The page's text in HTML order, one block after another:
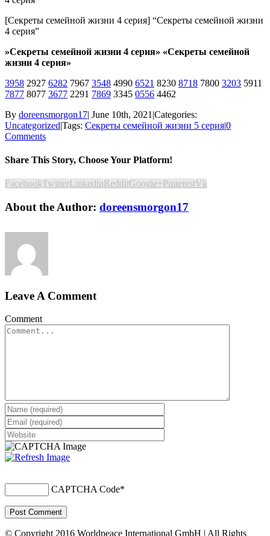
[Секреты семейной жизни 4 серия] “Секреты семейной жизни
4 серия”
»Секреты семейной жизни 4 серия» «Секреты семейной
жизни 4 серия»
3958 2927 6282 7967 3548 4990 6521 8230 8718 7800 3203 5911
7877 8077 3677 2291 7869 3345 0556 4462
By doreensmorgon17| June 10th, 2021 |Categories:
Uncategorized|Tags: Секреты семейной жизни 5 серия|0
Comments
Share This Story, Choose Your Platform!
FacebookTwitterLinkedinRedditGoogle+PinterestVk
About the Author: doreensmorgon17
Leave A Comment
Comment
CAPTCHA Code*
© Copyright 2016 Worldpeace International GmbH | All Rights